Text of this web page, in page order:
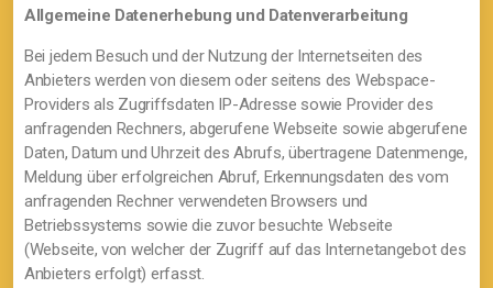
Allgemeine Datenerhebung und Datenverarbeitung
Bei jedem Besuch und der Nutzung der Internetseiten des
Anbieters werden von diesem oder seitens des Webspace-
Providers als Zugriffsdaten IP-Adresse sowie Provider des
anfragenden Rechners, abgerufene Webseite sowie abgerufene
Daten, Datum und Uhrzeit des Abrufs, übertragene Datenmenge,
Meldung über erfolgreichen Abruf, Erkennungsdaten des vom
anfragenden Rechner verwendeten Browsers und
Betriebssystems sowie die zuvor besuchte Webseite
(Webseite, von welcher der Zugriff auf das Internetangebot des
Anbieters erfolgt) erfasst.